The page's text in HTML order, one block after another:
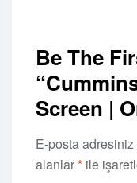
Be The
Screen |
E-posta
alanlar* ile